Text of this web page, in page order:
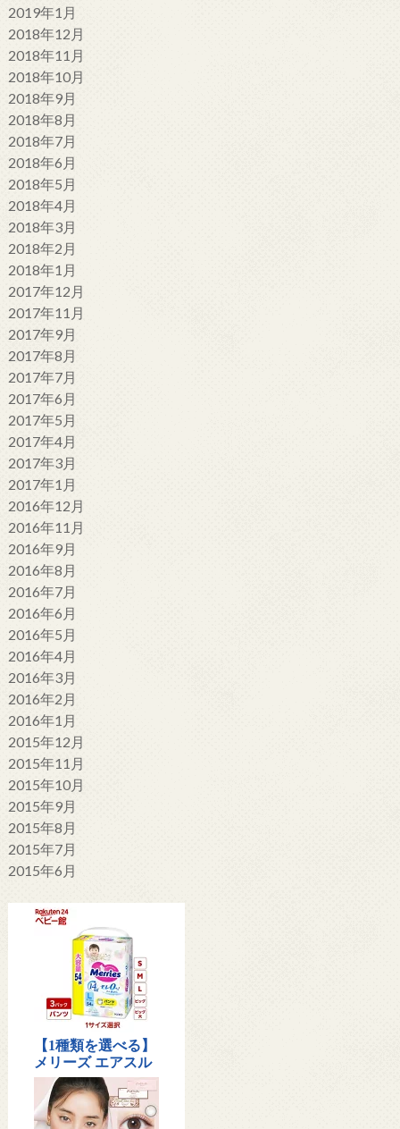
2019年1月
2018年12月
2018年11月
2018年10月
2018年9月
2018年8月
2018年7月
2018年6月
2018年5月
2018年4月
2018年3月
2018年2月
2018年1月
2017年12月
2017年11月
2017年9月
2017年8月
2017年7月
2017年6月
2017年5月
2017年4月
2017年3月
2017年1月
2016年12月
2016年11月
2016年9月
2016年8月
2016年7月
2016年6月
2016年5月
2016年4月
2016年3月
2016年2月
2016年1月
2015年12月
2015年11月
2015年10月
2015年9月
2015年8月
2015年7月
2015年6月